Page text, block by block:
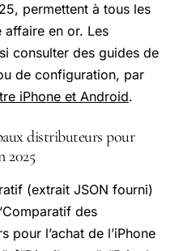
permettent à tous les
affaire en or. Les
consulter des guides de
de configuration, par
iPhone et Android.
distributeurs pour
2025
(extrait JSON fourni)
des
pour l’achat de l’iPhone